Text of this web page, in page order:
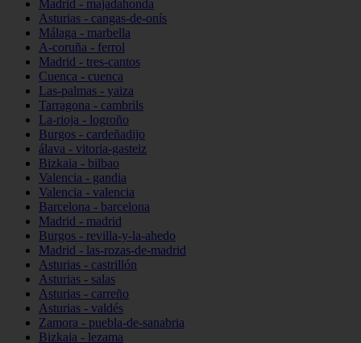
Madrid - majadahonda
Asturias - cangas-de-onís
Málaga - marbella
A-coruña - ferrol
Madrid - tres-cantos
Cuenca - cuenca
Las-palmas - yaiza
Tarragona - cambrils
La-rioja - logroño
Burgos - cardeñadijo
álava - vitoria-gasteiz
Bizkaia - bilbao
Valencia - gandia
Valencia - valencia
Barcelona - barcelona
Madrid - madrid
Burgos - revilla-y-la-ahedo
Madrid - las-rozas-de-madrid
Asturias - castrillón
Asturias - salas
Asturias - carreño
Asturias - valdés
Zamora - puebla-de-sanabria
Bizkaia - lezama